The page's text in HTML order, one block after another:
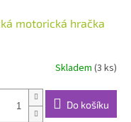
motorická hračka
Skladem (3 ks)
Do košíku